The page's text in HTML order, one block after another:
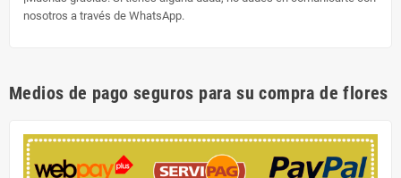
nosotros a través de WhatsApp.
Medios de pago seguros para su compra de flores